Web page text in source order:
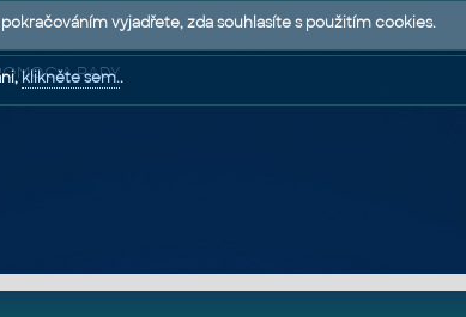
A RADY
vyjadřete, zda souhlasíte s použitím cookies.
klikněte sem..